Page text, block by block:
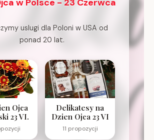
w Polsce - 23 Czerwca
uslugi dla Poloni w USA od
ponad 20 lat.
Ojca
23 VI.
Delikatesy na
Dzien Ojca 23 VI
11 propozycji